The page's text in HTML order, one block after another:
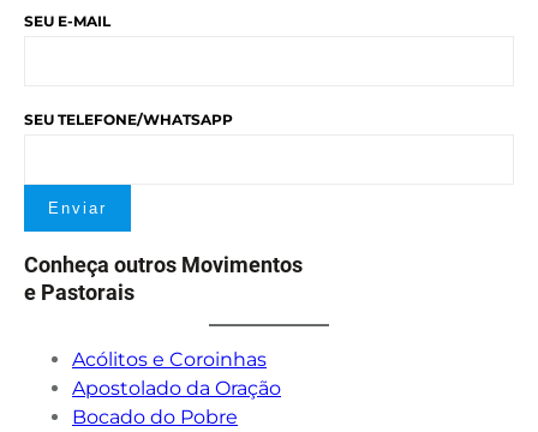
SEU E-MAIL
SEU TELEFONE/WHATSAPP
Conheça outros Movimentos
e Pastorais
Acólitos e Coroinhas
Apostolado da Oração
Bocado do Pobre